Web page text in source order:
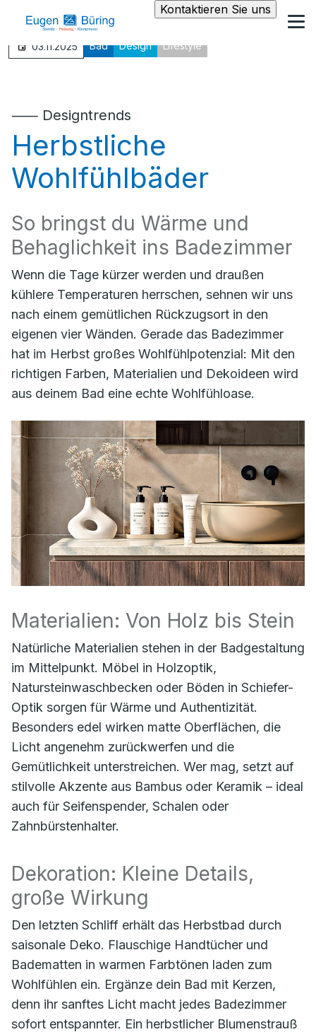
Kontaktieren Sie uns
03.11.2025 Bad Design Lifestyle
⸺ Designtrends
Herbstliche
Wohlfühlbäder
So bringst du Wärme und
Behaglichkeit ins Badezimmer
Wenn die Tage kürzer werden und draußen
kühlere Temperaturen herrschen, sehnen wir uns
nach einem gemütlichen Rückzugsort in den
eigenen vier Wänden. Gerade das Badezimmer
hat im Herbst großes Wohlfühlpotenzial: Mit den
richtigen Farben, Materialien und Dekoideen wird
aus deinem Bad eine echte Wohlfühloase.
Materialien: Von Holz bis Stein
Natürliche Materialien stehen in der Badgestaltung
im Mittelpunkt. Möbel in Holzoptik,
Natursteinwaschbecken oder Böden in Schiefer-
Optik sorgen für Wärme und Authentizität.
Besonders edel wirken matte Oberflächen, die
Licht angenehm zurückwerfen und die
Gemütlichkeit unterstreichen. Wer mag, setzt auf
stilvolle Akzente aus Bambus oder Keramik – ideal
auch für Seifenspender, Schalen oder
Zahnbürstenhalter.
Dekoration: Kleine Details,
große Wirkung
Den letzten Schliff erhält das Herbstbad durch
saisonale Deko. Flauschige Handtücher und
Badematten in warmen Farbtönen laden zum
Wohlfühlen ein. Ergänze dein Bad mit Kerzen,
denn ihr sanftes Licht macht jedes Badezimmer
sofort entspannter. Ein herbstlicher Blumenstrauß